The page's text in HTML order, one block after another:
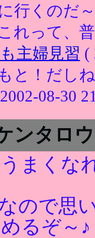
行くのだ
れって、
主婦見習 (
と！だし
08-30
ンタロ
まくな
ので思
るぞ～♪